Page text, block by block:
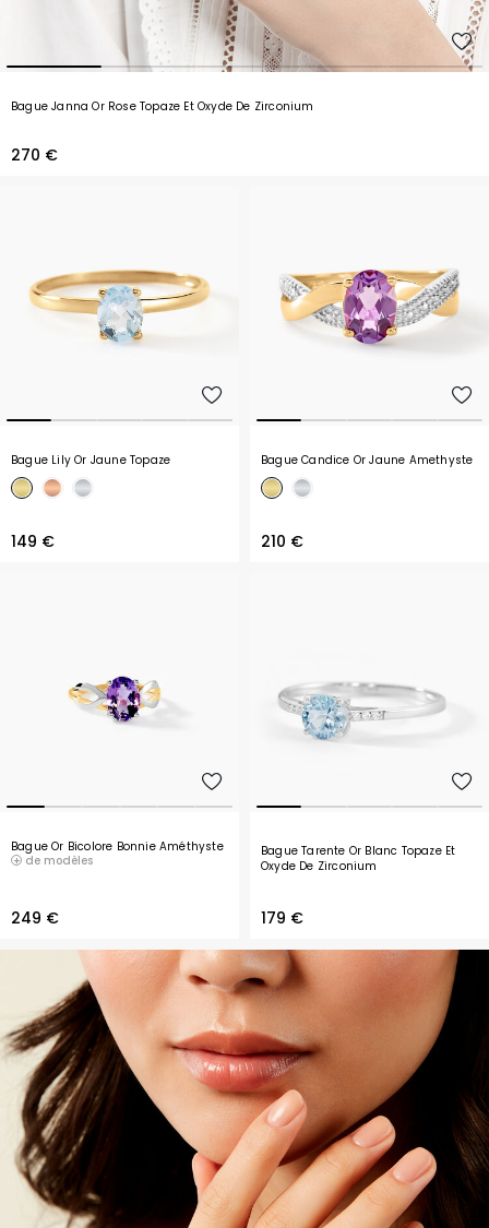
Bague Janna Or Rose Topaze Et Oxyde De Zirconium
270 €
Bague Lily Or Jaune Topaze
149 €
Bague Candice Or Jaune Amethyste
210 €
Bague Or Bicolore Bonnie Améthyste
de modèles
249 €
Bague Tarente Or Blanc Topaze Et
Oxyde De Zirconium
179 €